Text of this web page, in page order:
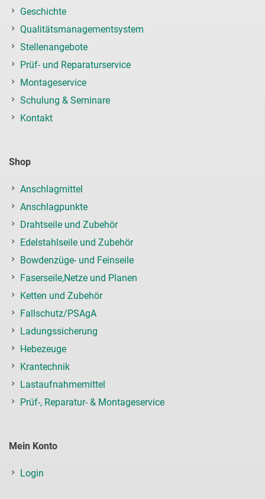
Geschichte
Qualitätsmanagementsystem
Stellenangebote
Prüf- und Reparaturservice
Montageservice
Schulung & Seminare
Kontakt
Shop
Anschlagmittel
Anschlagpunkte
Drahtseile und Zubehör
Edelstahlseile und Zubehör
Bowdenzüge- und Feinseile
Faserseile,Netze und Planen
Ketten und Zubehör
Fallschutz/PSAgA
Ladungssicherung
Hebezeuge
Krantechnik
Lastaufnahmemittel
Prüf-, Reparatur- & Montageservice
Mein Konto
Login